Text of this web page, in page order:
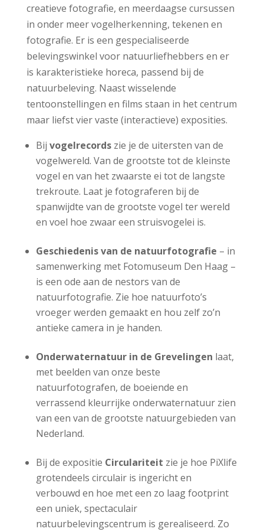
creatieve fotografie, en meerdaagse cursussen
in onder meer vogelherkenning, tekenen en
fotografie. Er is een gespecialiseerde
belevingswinkel voor natuurliefhebbers en er
is karakteristieke horeca, passend bij de
natuurbeleving. Naast wisselende
tentoonstellingen en films staan in het centrum
maar liefst vier vaste (interactieve) exposities.
Bij vogelrecordszie je de uitersten van de
vogelwereld. Van de grootste tot de kleinste
vogel en van het zwaarste ei tot de langste
trekroute. Laat je fotograferen bij de
spanwijdte van de grootste vogel ter wereld
en voel hoe zwaar een struisvogelei is.
Geschiedenis van de natuurfotografie – in
samenwerking met Fotomuseum Den Haag –
is een ode aan de nestors van de
natuurfotografie. Zie hoe natuurfoto’s
vroeger werden gemaakt en hou zelf zo’n
antieke camera in je handen.
Onderwaternatuur in de Grevelingen laat,
met beelden van onze beste
natuurfotografen, de boeiende en
verrassend kleurrijke onderwaternatuur zien
van een van de grootste natuurgebieden van
Nederland.
Bij de expositie Circulariteit zie je hoe PiXlife
grotendeels circulair is ingericht en
verbouwd en hoe met een zo laag footprint
een uniek, spectaculair
natuurbelevingscentrum is gerealiseerd. Zo